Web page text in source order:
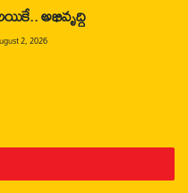
అభివృద్ధి
2, 2026